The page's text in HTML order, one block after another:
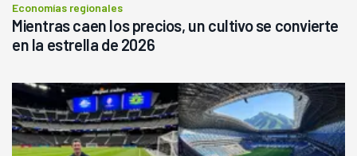
Economías regionales
Mientras caen los precios, un cultivo se convierte
en la estrella de 2026